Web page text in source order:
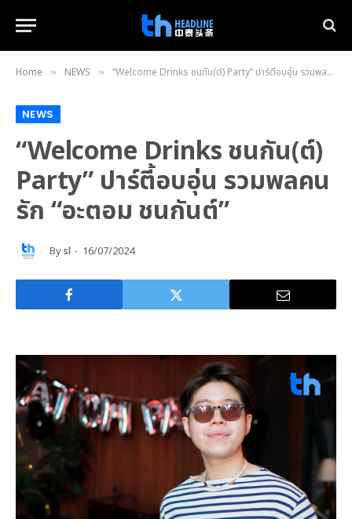
Home » NEWS » “Welcome Drinks ชนกัน(ต์) Party” ปาร์ตี้อบอุ่น รวมพลคนรัก “อะตอม ชนกันต์”​
NEWS
“Welcome Drinks ชนกัน(ต์)
Party” ปาร์ตี้อบอุ่น รวมพลคน
รัก “อะตอม ชนกันต์”​
Bysl 16/07/2024